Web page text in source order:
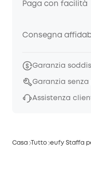
Paga con facilità
Consegna
Garanzia
Garanzia senza
Assistenza
Casa Tutto eufy Staffa